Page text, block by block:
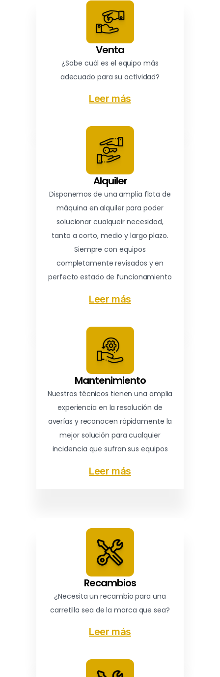
Venta
¿Sabe cuál es el equipo más
adecuado para su actividad?
Leer más
Alquiler
Disponemos de una amplia flota de
máquina en alquiler para poder
solucionar cualqueir necesidad,
tanto a corto, medio y largo plazo.
Siempre con equipos
completamente revisados y en
perfecto estado de funcionamiento
Leer más
Mantenimiento
Nuestros técnicos tienen una amplia
experiencia en la resolución de
averías y reconocen rápidamente la
mejor solución para cualquier
incidencia que sufran sus equipos
Leer más
Recambios
¿Necesita un recambio para una
carretilla sea de la marca que sea?
Leer más